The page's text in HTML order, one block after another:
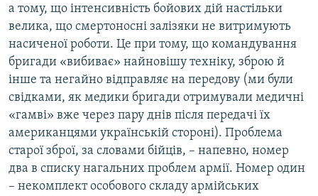
а тому, що інтенсивність бойових дій настільки
велика, що смертоносні залізяки не витримують
насиченої роботи. Це при тому, що командування
бригади «вибиває» найновішу техніку, зброю й
інше та негайно відправляє на передову (ми були
свідками, як медики бригади отримували медичні
«гамві» вже через пару днів після передачі їх
американцями українській стороні). Проблема
старої зброї, за словами бійців, – напевно, номер
два в списку нагальних проблем армії. Номер один
– некомплект особового складу армійських